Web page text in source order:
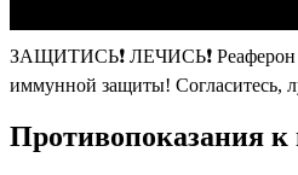
ЗАЩИТИСЬ❗ ЛЕЧИСЬ❗ Реаферон
иммунной защиты! Согласитесь,
Противопоказания